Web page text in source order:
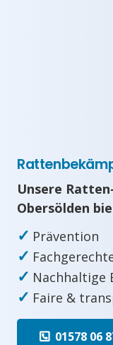
Unsere
Obersölden
✓ Prävention
✓
✓ Nachhaltige
✓ Faire &
01578 06